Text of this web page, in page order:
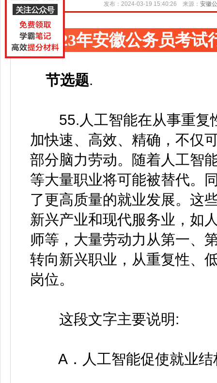
发布：2024-03-19 15:40:26 来源： 安徽
2023年安徽公务员考
节选题.
55.人工智能在从事重复
加快速、高效、精确，不仅
部分脑力劳动。随着人工智
等大量职业将可能被替代。
了更高质量的就业发展。这
新兴产业和现代服务业，如
师等，大量劳动力从第一、
转向新兴职业，从重复性、
岗位。
这段文字主要说明:
A．人工智能促使就业结